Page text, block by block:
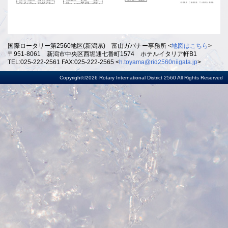
国際ロータリー第2560地区(新潟県) 富山ガバナー事務所 <地図はこちら>
〒951-8061 新潟市中央区西堀通七番町1574 ホテルイタリア軒B1
TEL:025-222-2561 FAX:025-222-2565 <h.toyama@rid2560niigata.jp>
Copyright©2026 Rotary International District 2560 All Rights Reserved